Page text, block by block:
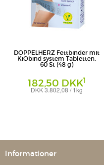
DOPPELHERZ Fettbinder mit
KiObind system Tabletten,
60 St (48 g)
182,50 DKK1
DKK 3.802,08 / 1kg
Informationer